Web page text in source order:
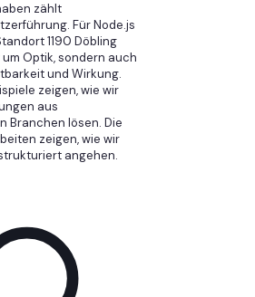
zählt
Für Node.js
1190 Döbling
Optik, sondern auch
und Wirkung.
zeigen, wie wir
aus
Branchen lösen. Die
zeigen, wie wir
angehen.